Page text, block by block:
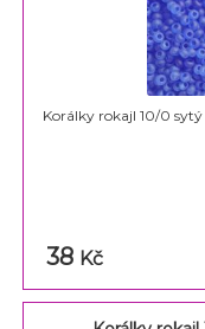
Korálky rokajl 10/0
38 Kč